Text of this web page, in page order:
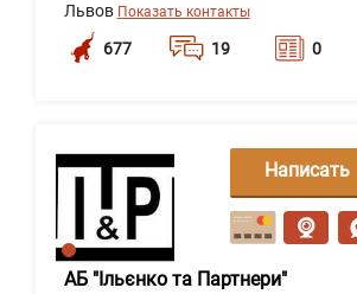
Львов Показать контакты
677 19 0
АБ "Ільєнко та Партнери"
Написать
сообщение